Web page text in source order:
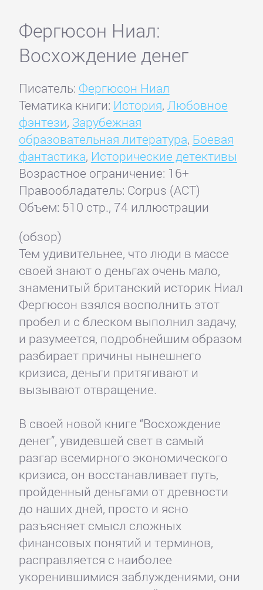
Фергюсон Ниал:
Восхождение денег
Писатель: Фергюсон Ниал
Тематика книги: История, Любовное
фэнтези, Зарубежная
образовательная литература, Боевая
фантастика, Исторические детективы
Возрастное ограничение: 16+
Правообладатель: Corpus (АСТ)
Объем: 510 стр., 74 иллюстрации
(обзор)
Тем удивительнее, что люди в массе
своей знают о деньгах очень мало,
знаменитый британский историк Ниал
Фергюсон взялся восполнить этот
пробел и с блеском выполнил задачу,
и разумеется, подробнейшим образом
разбирает причины нынешнего
кризиса, деньги притягивают и
вызывают отвращение.
В своей новой книге “Восхождение
денег”, увидевшей свет в самый
разгар всемирного экономического
кризиса, он восстанавливает путь,
пройденный деньгами от древности
до наших дней, просто и ясно
разъясняет смысл сложных
финансовых понятий и терминов,
расправляется с наиболее
укоренившимися заблуждениями, они